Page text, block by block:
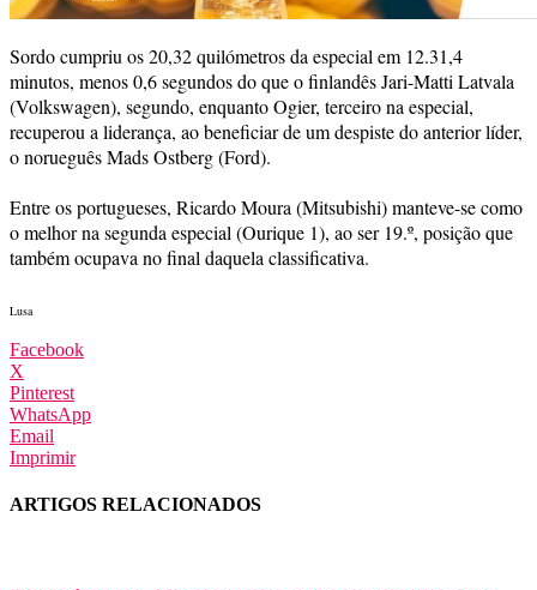
Sordo cumpriu os 20,32 quilómetros da especial em 12.31,4
minutos, menos 0,6 segundos do que o finlandês Jari-Matti Latvala
(Volkswagen), segundo, enquanto Ogier, terceiro na especial,
recuperou a liderança, ao beneficiar de um despiste do anterior líder,
o norueguês Mads Ostberg (Ford).
Entre os portugueses, Ricardo Moura (Mitsubishi) manteve-se como
o melhor na segunda especial (Ourique 1), ao ser 19.º, posição que
também ocupava no final daquela classificativa.
Lusa
Facebook
X
Pinterest
WhatsApp
Email
Imprimir
ARTIGOS RELACIONADOS